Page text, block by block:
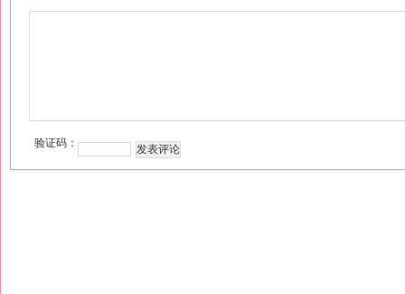
验证码：